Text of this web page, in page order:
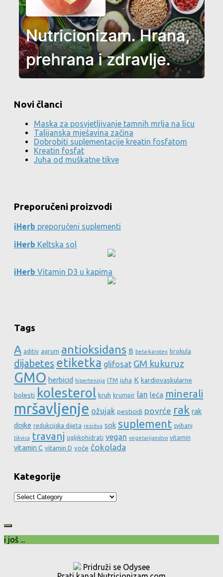
Novi članci
Maska za posvjetljivanje tamnih mrlja na licu
Talijanska mješavina začina
Dobrobiti suplementacije kreatin fosfatom
Kreatin fosfat
Juha od muškatne tikve
Preporučeni proizvodi
iHerb preporučeni suplementi
iHerb Keltska sol
iHerb Vitamin D3 u kapima
Tags
A aditiv agrum antioksidans B beta-karoten brokula
dijabetes etiketka glifosat GM kukuruz
GMO herbicid hipertenzija ITM juha K kardiovaskularne
bolesti kolesterol kruh krumpir lan leća minerali
mršavljenje ožujak pesticidi povrće rak rak
dojke redukcijska dijeta rezidua sok suplement svibanj
tikvica travanj ugljikohidrati vegan vegetarijanstvo vitamin
vitamin C vitamin D voće čokolada
Kategorije
Kategorije
i još ...
Pridruži se Odysee